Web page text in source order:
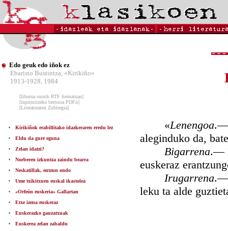
Edo geuk edo iñok ez
Ebaristo Bustintza, «Kirikiño»
1913-1928, 1984
[liburua osorik RTF formatuan]
[inprimitzeko bertsioa PDFn]
[Literaturaren Zubitegia]
Kirikiñok erabillitako idazkeraren eredu lez
Eldu da gure eguna
Zelan idatzi?
Norberen izkuntza zaindu bearra
Neskatillak, entzun ondo
Ume txikitxuen euskal ikastolea
«Orfeón euskeria» Gallartan
Etxe izena euskeraz
Euskerazko gauzatxuak
Euskerea zelan zabaldu
«Lenengoa.—
aleginduko da,
Bigarrena.—
euskeraz
Irugarrena.—
leku ta alde